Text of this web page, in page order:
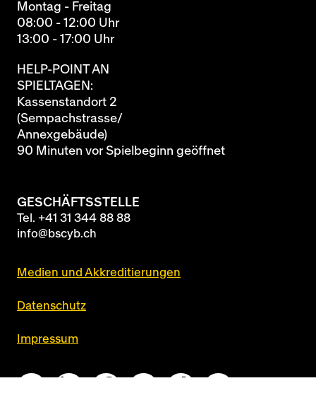
Montag - Freitag
08:00 - 12:00 Uhr
13:00 - 17:00 Uhr
HELP-POINT AN
SPIELTAGEN:
Kassenstandort 2
(Sempachstrasse/
Annexgebäude)
90 Minuten vor Spielbeginn geöffnet
GESCHÄFTSSTELLE
Tel. +41 31 344 88 88
info@bscyb.ch
Medien und Akkreditierungen
Datenschutz
Impressum